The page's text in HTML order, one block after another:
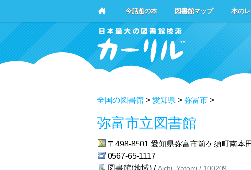
今話題の本 図書館マップ 本の
全国の図書館 > 愛知県 > 弥富市 >
弥富市立図書館
〒498-8501 愛知県弥富市前ケ須町南本
0567-65-1117
図書館(地域) / Aichi_Yatomi / 100209